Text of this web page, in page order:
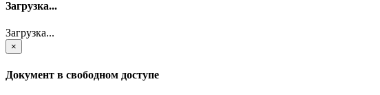
Загрузка...
Загрузка...
×
Документ в свободном доступе